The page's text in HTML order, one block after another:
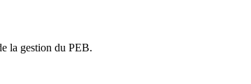
la gestion du PEB.